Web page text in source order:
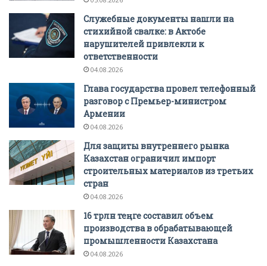
Служебные документы нашли на
стихийной свалке: в Актобе
нарушителей привлекли к
ответственности
04.08.2026
Глава государства провел телефонный
разговор с Премьер-министром
Армении
04.08.2026
Для защиты внутреннего рынка
Казахстан ограничил импорт
строительных материалов из третьих
стран
04.08.2026
16 трлн теңге составил объем
производства в обрабатывающей
промышленности Казахстана
04.08.2026